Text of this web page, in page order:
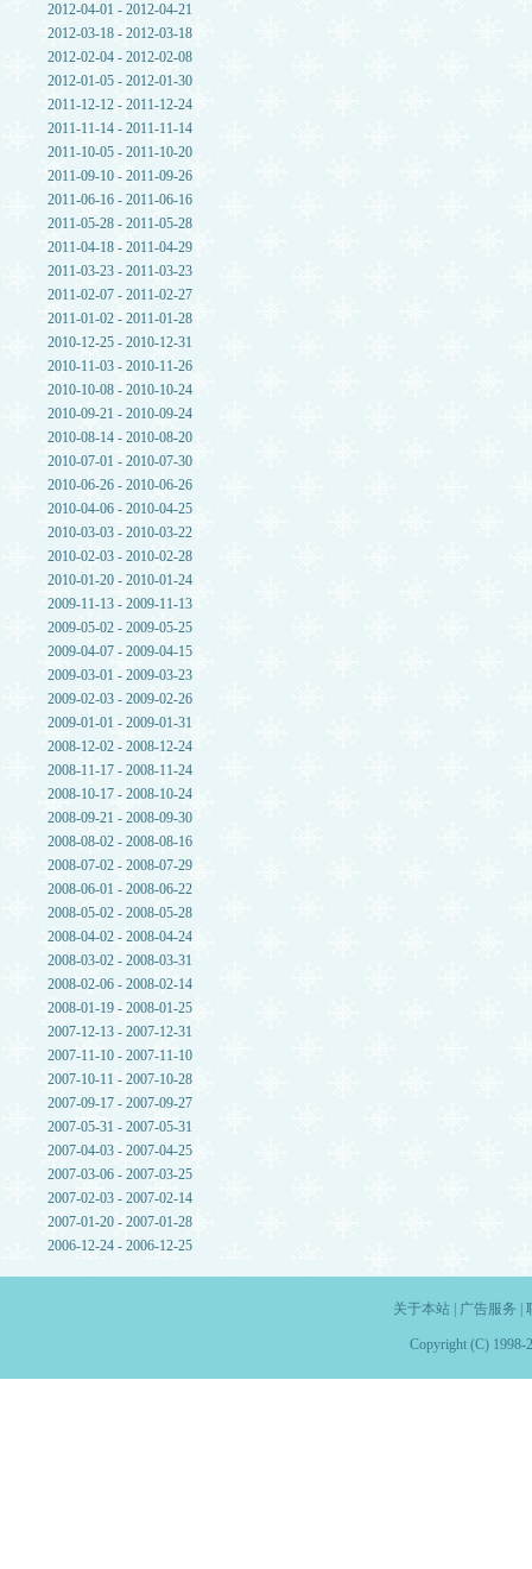
2012-04-01 - 2012-04-21
2012-03-18 - 2012-03-18
2012-02-04 - 2012-02-08
2012-01-05 - 2012-01-30
2011-12-12 - 2011-12-24
2011-11-14 - 2011-11-14
2011-10-05 - 2011-10-20
2011-09-10 - 2011-09-26
2011-06-16 - 2011-06-16
2011-05-28 - 2011-05-28
2011-04-18 - 2011-04-29
2011-03-23 - 2011-03-23
2011-02-07 - 2011-02-27
2011-01-02 - 2011-01-28
2010-12-25 - 2010-12-31
2010-11-03 - 2010-11-26
2010-10-08 - 2010-10-24
2010-09-21 - 2010-09-24
2010-08-14 - 2010-08-20
2010-07-01 - 2010-07-30
2010-06-26 - 2010-06-26
2010-04-06 - 2010-04-25
2010-03-03 - 2010-03-22
2010-02-03 - 2010-02-28
2010-01-20 - 2010-01-24
2009-11-13 - 2009-11-13
2009-05-02 - 2009-05-25
2009-04-07 - 2009-04-15
2009-03-01 - 2009-03-23
2009-02-03 - 2009-02-26
2009-01-01 - 2009-01-31
2008-12-02 - 2008-12-24
2008-11-17 - 2008-11-24
2008-10-17 - 2008-10-24
2008-09-21 - 2008-09-30
2008-08-02 - 2008-08-16
2008-07-02 - 2008-07-29
2008-06-01 - 2008-06-22
2008-05-02 - 2008-05-28
2008-04-02 - 2008-04-24
2008-03-02 - 2008-03-31
2008-02-06 - 2008-02-14
2008-01-19 - 2008-01-25
2007-12-13 - 2007-12-31
2007-11-10 - 2007-11-10
2007-10-11 - 2007-10-28
2007-09-17 - 2007-09-27
2007-05-31 - 2007-05-31
2007-04-03 - 2007-04-25
2007-03-06 - 2007-03-25
2007-02-03 - 2007-02-14
2007-01-20 - 2007-01-28
2006-12-24 - 2006-12-25
关于本站| 广告服务
Copyright (C) 1998-